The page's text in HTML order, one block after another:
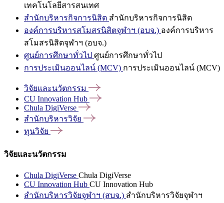
เทคโนโลยีสารสนเทศ
สำนักบริหารกิจการนิสิต สำนักบริหารกิจการนิสิต
องค์การบริหารสโมสรนิสิตจุฬาฯ (อบจ.) องค์การบริหาร
สโมสรนิสิตจุฬาฯ (อบจ.)
ศูนย์การศึกษาทั่วไป ศูนย์การศึกษาทั่วไป
การประเมินออนไลน์ (MCV) การประเมินออนไลน์ (MCV)
วิจัยและนวัตกรรม
CU Innovation Hub
Chula DigiVerse
สำนักบริหารวิจัย
ทุนวิจัย
วิจัยและนวัตกรรม
Chula DigiVerse Chula DigiVerse
CU Innovation Hub CU Innovation Hub
สำนักบริหารวิจัยจุฬาฯ (สบจ.) สำนักบริหารวิจัยจุฬาฯ